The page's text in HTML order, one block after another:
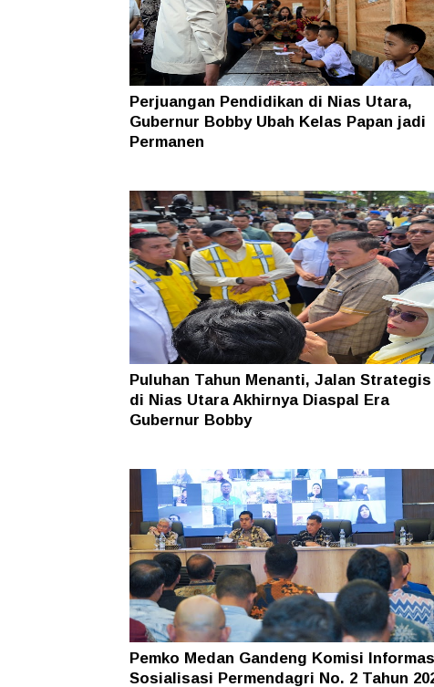
Perjuangan Pendidikan di Nias Utara,
Gubernur Bobby Ubah Kelas Papan jadi
Permanen
Puluhan Tahun Menanti, Jalan Strategis
di Nias Utara Akhirnya Diaspal Era
Gubernur Bobby
Pemko Medan Gandeng Komisi
Sosialisasi Permendagri No. 2 Tahun